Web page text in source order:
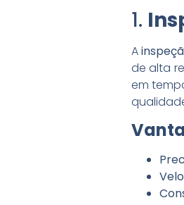
1.
A
de alta
em